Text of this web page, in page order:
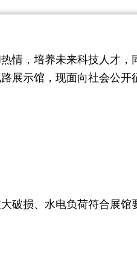
，培养未来科技人才，
展示馆，现面向社会公
损、水电负荷符合展馆